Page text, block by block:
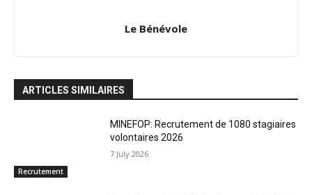
Le Bénévole
ARTICLES SIMILAIRES
Recrutement
MINEFOP: Recrutement de 1080 stagiaires
volontaires 2026
7 July 2026